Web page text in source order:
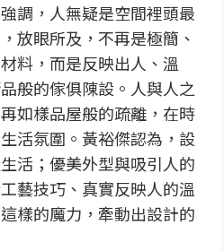
調，人無疑是空間裡頭最
放眼所及，不再是極簡、
料，而是反映出人、溫
般的傢俱陳設。人與人之
如樣品屋般的疏離，在時
活氛圍。黃裕傑認為，設
活；優美外型與吸引人的
藝技巧、真實反映人的溫
樣的魔力，牽動出設計的